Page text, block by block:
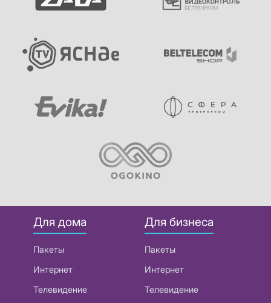
Для дома
Пакеты
Интернет
Телевидение
Для бизнеса
Пакеты
Интернет
Телевидение